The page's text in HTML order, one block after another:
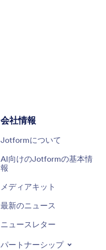
会社情報
Jotformについて
AI向けのJotformの基本情
報
メディアキット
最新のニュース
ニュースレター
パートナーシップ